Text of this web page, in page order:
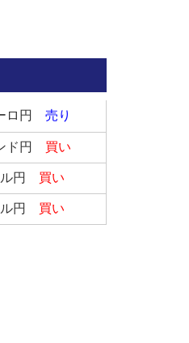
ロ円 売り
ド円 買い
ル円 買い
ル円 買い